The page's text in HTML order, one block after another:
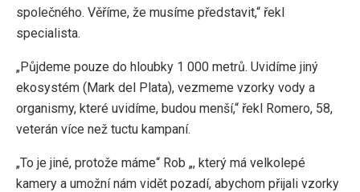
společného. Věříme, že musíme představit,“ řekl
specialista.
„Půjdeme pouze do hloubky 1 000 metrů. Uvidíme jiný
ekosystém (Mark del Plata), vezmeme vzorky vody a
organismy, které uvidíme, budou menší,“ řekl Romero, 58,
veterán více než tuctu kampaní.
„To je jiné, protože máme“ Rob „, který má velkolepé
kamery a umožní nám vidět pozadí, abychom přijali vzorky